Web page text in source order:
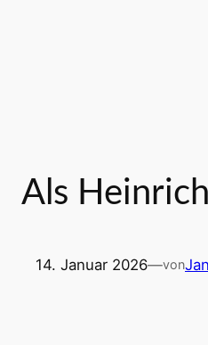
Als
14. Januar 2026—von